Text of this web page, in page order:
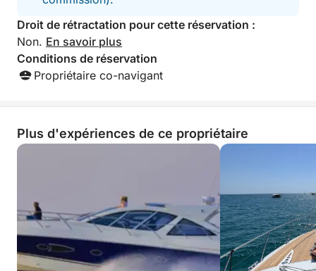
Droit de rétractation pour cette réservation :
Non. En savoir plus
Conditions de réservation
Propriétaire co-navigant
Plus d'expériences de ce propriétaire